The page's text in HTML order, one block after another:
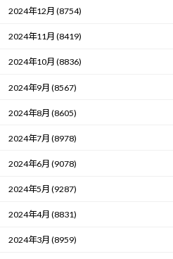
2024年12月 (8754)
2024年11月 (8419)
2024年10月 (8836)
2024年9月 (8567)
2024年8月 (8605)
2024年7月 (8978)
2024年6月 (9078)
2024年5月 (9287)
2024年4月 (8831)
2024年3月 (8959)